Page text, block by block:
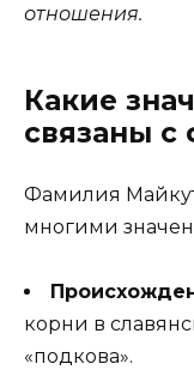
отношения.
Какие
связаны
Фамилия
многими
корни в
«подкова».